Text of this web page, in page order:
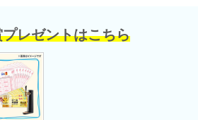
レゼントはこちら